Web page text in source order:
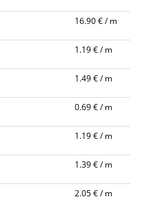
16.90 € / m
1.19 € / m
1.49 € / m
0.69 € / m
1.19 € / m
1.39 € / m
2.05 € / m